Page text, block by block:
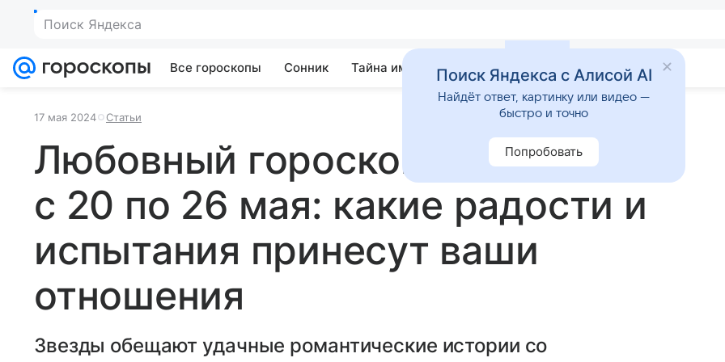
Поиск Яндекса
Все гороскопы Сонник Тайна имени Гадания Приметы
17 мая 2024 Статьи
Любовный гороскоп на неделю
с 20 по 26 мая: какие радости и
испытания принесут ваши
отношения
Звезды обещают удачные романтические истории со
Поиск Яндекса с Алисой AI
Найдёт ответ, картинку или видео —
быстро и точно
Попробовать